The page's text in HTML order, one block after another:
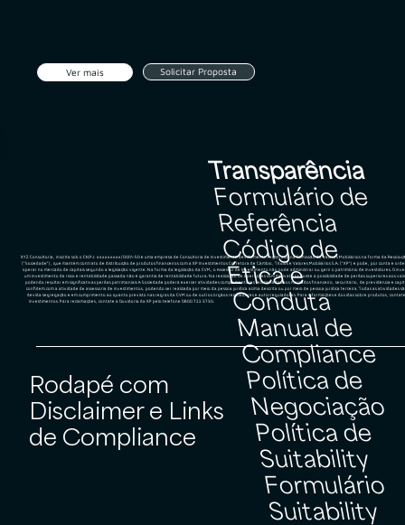
Ver mais Solicitar Proposta
Transparência
Formulário de
Referência
Código de
Ética e
Conduta
Manual de
Compliance
Política de
Negociação
Política de
Suitability
Formulário
Suitability
XYZ Consultoria, inscrita sob o CNPJ: xxxxxxxxx/0001-50 é uma empresa de Consultoria de Investimento devidamente registrada na Comissão de Valores Mobiliários na forma da
(“Sociedade”), que mantém contrato de distribuição de produtos financeiros com a XP Investimentos Corretora de Câmbio, Títulos e Valores Mobiliários S.A. (“XP”) e pode, por conta e
operar no mercado de capitais segundo a legislação vigente. Na forma da legislação da CVM, o Assessor de Investimento não pode administrar ou gerir o patrimônio de investidores. O
um investimento de risco e rentabilidade passada não é garantia de rentabilidade futura. Na realização de operações com derivativos existe a possibilidade de perdas superiores aos
podendo resultar em significativas perdas patrimoniais A Sociedade poderá exercer atividades complementares relacionadas aos mercados financeiro, securitário, de previdência e
conflitem com a atividade de assessoria de investimentos, podendo ser realizada por meio da pessoa jurídica acima descrita ou por meio de pessoa jurídica terceira. Todas as atividades
devida segregação e em cumprimento ao quanto previsto nas regras da CVM ou de outros órgãos reguladores e autorreguladores. Para informações e dúvidas sobre produtos,
investimentos. Para reclamações, contate a Ouvidoria da XP pelo telefone 0800 722 3730.
Rodapé com
Disclaimer e Links
de Compliance